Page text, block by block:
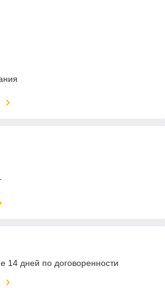
14 дней по договоренности